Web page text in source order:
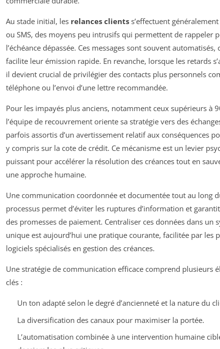
Au stade initial, les relances clients s’effectuent
ou SMS, des moyens peu intrusifs qui permettent de rappeler
l’échéance dépassée. Ces messages sont souvent automatisés,
facilite leur émission rapide. En revanche, lorsque les retards
il devient crucial de privilégier des contacts plus personnels
téléphone ou l’envoi d’une lettre recommandée.
Pour les impayés plus anciens, notamment ceux supérieurs à
l’équipe de recouvrement oriente sa stratégie vers des
parfois assortis d’un avertissement relatif aux conséquences
y compris sur la cote de crédit. Ce mécanisme est un levier
puissant pour accélérer la résolution des créances tout en
une approche humaine.
Une communication coordonnée et documentée tout au long
processus permet d’éviter les ruptures d’information et
des promesses de paiement. Centraliser ces données dans un
unique est aujourd’hui une pratique courante, facilitée par les
logiciels spécialisés en gestion des créances.
Une stratégie de communication efficace comprend plusieurs
clés :
Un ton adapté selon le degré d’ancienneté et la nature du
La diversification des canaux pour maximiser la portée.
L’automatisation combinée à une intervention humaine